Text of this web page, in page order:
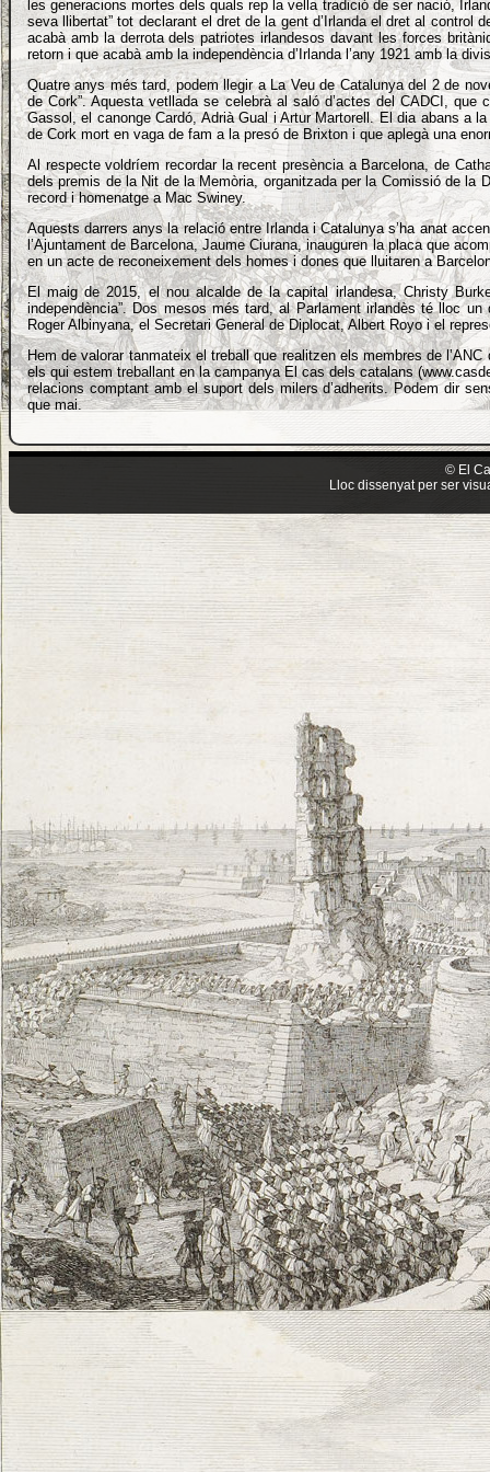
la gent d’Irlanda el dret al control dels destins irlandesos. Aquest any hom
centenari d’aquell alçament que acabà amb la derrota dels patriotes irlandesos davant
britàniques les quals efectuaren una brutal repressió que, tanmateix, significà un punt de
i que acabà amb la independència d’Irlanda l’any 1921 amb la divisió de l’illa en dos
d’ells, l’Ulster, sota dominació britànica.
Quatre anys més tard, podem llegir a La Veu de Catalunya del 2 de novembre de 1920
sobre la “Vetllada patriòtica en honor de Mac Swiney, alcalde de Cork”. Aquesta
celebrà al saló d’actes del CADCI, que comptà amb una gernació inusual i que
participació entre d’altres de Ventura Gassol, el canonge Cardó, Adrià Gual i Artur
abans a la plaça de Catalunya de Barcelona tingué lloc un acte solemne d’homenatge a
de Cork mort en vaga de fam a la presó de Brixton i que aplegà una enorme
Al respecte voldríem recordar la recent presència a Barcelona, de Cathal Brugha, nét de
Mac Swiney, el passat dia 3 de març en l’acte de lliurament dels premis de la Nit de la
organitzada per la Comissió de la Dignitat i que tingué la seva continuació en un acte
Plaça de Catalunya en record i homenatge a Mac Swiney.
Aquests darrers anys la relació entre Irlanda i Catalunya s’ha anat accentuant. El 2013,
de Dublín, Oisin Quinn, juntament amb el regidor de cultura de l’Ajuntament de
Ciurana, inauguren la placa que acompanya l’olivera centenària a Cow’s Lane, al
ciutat, amb el lema Viure lliure, en un acte de reconeixement dels homes i dones que
Barcelona el 1714.
El maig de 2015, el nou alcalde de la capital irlandesa, Christy Burke, en una entrevista
delegació de Diplocat declara que “Catalunya mereix la independència”. Dos mesos més
Parlament irlandès té lloc un debat entre parlamentaris irlandesos i el Secretari d’Afers
de la Generalitat, Roger Albinyana, el Secretari General de Diplocat, Albert Royo i el
de la Generalitat, Josep Manuel Suàrez.
Hem de valorar tanmateix el treball que realitzen els membres de l’ANC d’Irlanda, així
món universitari, de l’empresa o de les arts. Al mateix temps, els qui estem treballant
mans per a incrementar aquestes relacions comptant amb el suport dels milers
dir sense cap mena de dubte que Catalunya i Irlanda, Irlanda i Catalunya, estan més a
mai.
les generacions mortes dels quals rep la vella tradició de ser nació,
seva llibertat” tot declarant el dret de la gent d’Irlanda el dret al control
acabà amb la derrota dels patriotes irlandesos davant les forces
retorn i que acabà amb la independència d’Irlanda l’any 1921 amb la
Quatre anys més tard, podem llegir a La Veu de Catalunya del 2 de
de Cork”. Aquesta vetllada se celebrà al saló d’actes del CADCI,
Gassol, el canonge Cardó, Adrià Gual i Artur Martorell. El dia abans a
de Cork mort en vaga de fam a la presó de Brixton i que aplegà una
Al respecte voldríem recordar la recent presència a Barcelona, de
dels premis de la Nit de la Memòria, organitzada per la Comissió de
record i homenatge a Mac Swiney.
Aquests darrers anys la relació entre Irlanda i Catalunya s’ha anat
l’Ajuntament de Barcelona, Jaume Ciurana, inauguren la placa que
en un acte de reconeixement dels homes i dones que lluitaren a
El maig de 2015, el nou alcalde de la capital irlandesa, Christy
independència”. Dos mesos més tard, al Parlament irlandès té lloc
Roger Albinyana, el Secretari General de Diplocat, Albert Royo i el
Hem de valorar tanmateix el treball que realitzen els membres de
els qui estem treballant en la campanya El cas dels catalans
relacions comptant amb el suport dels milers d’adherits. Podem dir
que mai.
© El
Lloc dissenyat per ser